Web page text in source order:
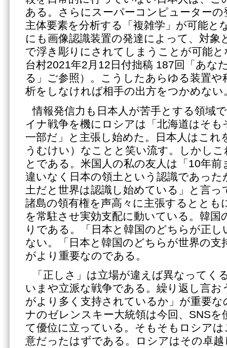
ある。さらにスーパーコンピューター
主体要素を分析する「複雑学」が可能と
にも画像認識装置の発達によって、対象
で浮き彫りにされてしまうことが可能
台村2021年2月12日付拙稿 187回「あな
る」ご参照）。こうしたあらゆる装置や
析をしなければ相手の出方をつかめない
情報発信力も日本人が苦手とする領域
イナ戦争を機にロシアは「北海道はそ
一部だ」と主張し始めた。日本人はこれ
うむけい）なことと笑い流す。しかし
とである。米国人の私の友人は「10年前
違いなく日本の領土という認識であった
土だと世界は認識し始めている」と言っ
諸島の領有権を声高々に主張するととも
を常駐させ実効支配に動いている。韓国
りである。「日本と韓国のどちらが正
ない。「日本と韓国のどちらが世界の支
がより重要なのである。
「正しさ」は立場が違えば異なってく
いまや立派な戦争である。繰り返し言お
がより多く支持されているか」が重要
ナのゼレンスキー大統領は今回、SNSを
て優位に立っている。そもそもロシア
意だったはずである。ロシアはその卓